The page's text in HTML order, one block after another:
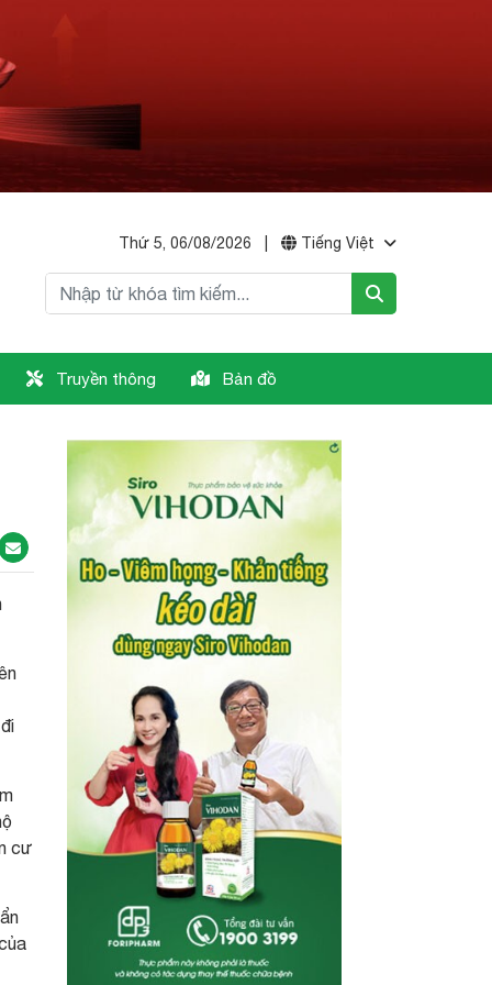
Thứ 5, 06/08/2026 Tiếng Việt
Truyền thông Bản đồ
cư